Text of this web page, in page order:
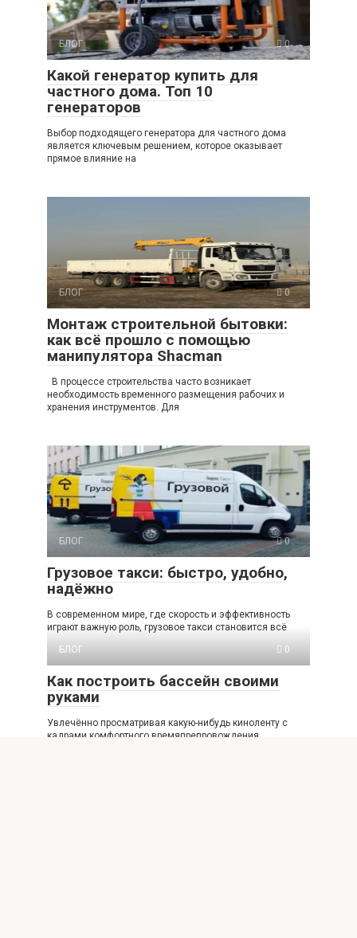
БЛОГ 0
Какой генератор купить для
частного дома. Топ 10
генераторов
Выбор подходящего генератора для частного дома
является ключевым решением, которое оказывает
прямое влияние на
БЛОГ 0
Монтаж строительной бытовки:
как всё прошло с помощью
манипулятора Shacman
В процессе строительства часто возникает
необходимость временного размещения рабочих и
хранения инструментов. Для
БЛОГ 0
Грузовое такси: быстро, удобно,
надёжно
В современном мире, где скорость и эффективность
играют важную роль, грузовое такси становится всё
БЛОГ
0
Как построить бассейн своими
руками
Увлечённо просматривая какую-нибудь киноленту с
кадрами комфортного времяпрепровождения